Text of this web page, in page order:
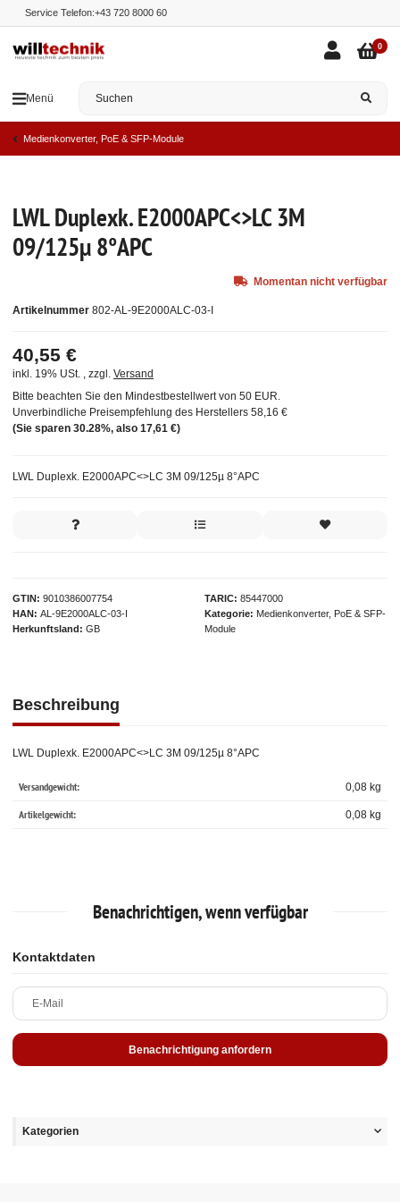
Service Telefon:+43 720 8000 60
Menü
0
Medienkonverter, PoE & SFP-Module
Ausverkauft
LWL Duplexk. E2000APC<>LC 3M
09/125µ 8°APC
Artikelnummer 802-AL-9E2000ALC-03-I
GTIN 9010386007754
HAN AL-9E2000ALC-03-I
Herkunftsland
GB
TARIC
85447000
Kategorie
Medienkonverter, PoE & SFP-
Module
LWL Duplexk. E2000APC<>LC 3M 09/125µ 8°APC
40,55 €
inkl. 19% USt. , zzgl. Versand
Bitte beachten Sie den Mindestbestellwert von 50 EUR.
Unverbindliche Preisempfehlung des Herstellers 58,16 €
(Sie sparen 30.28%, also 17,61 €)
Momentan nicht verfügbar
Beschreibung
LWL Duplexk. E2000APC<>LC 3M 09/125µ 8°APC
Versandgewicht: 0,08 kg
Artikelgewicht: 0,08 kg
Benachrichtigen, wenn verfügbar
Kontaktdaten
E-Mail
Benachrichtigung anfordern
Kategorien